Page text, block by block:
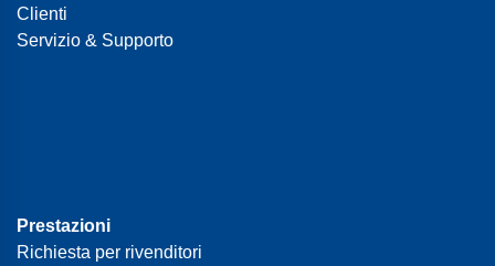
Clienti
Servizio & Supporto
Prestazioni
Richiesta per rivenditori